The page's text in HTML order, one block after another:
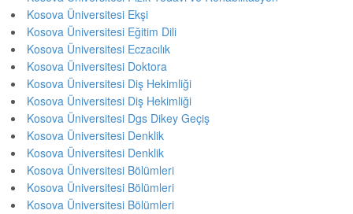
Kosova Üniversitesi Ekşi
Kosova Üniversitesi Eğitim Dili
Kosova Üniversitesi Eczacılık
Kosova Üniversitesi Doktora
Kosova Üniversitesi Diş Hekimliği
Kosova Üniversitesi Diş Hekimliği
Kosova Üniversitesi Dgs Dikey Geçiş
Kosova Üniversitesi Denklik
Kosova Üniversitesi Denklik
Kosova Üniversitesi Bölümleri
Kosova Üniversitesi Bölümleri
Kosova Üniversitesi Bölümleri